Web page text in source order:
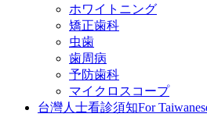
ホワイトニング
矯正歯科
虫歯
歯周病
予防歯科
マイクロスコープ
台灣人士看診須知For